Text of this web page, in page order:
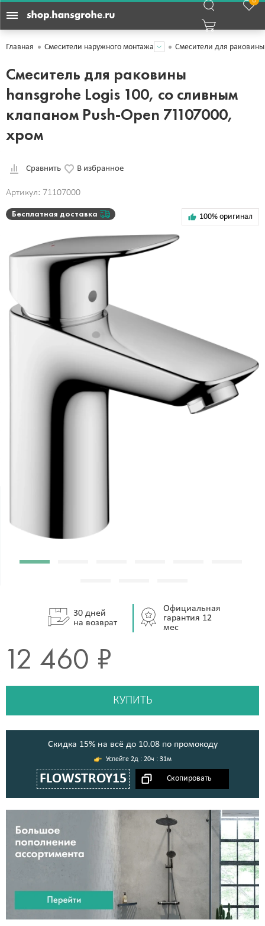
Главная Смесители наружного монтажа Смесители для раковины
Смеситель для раковины
hansgrohe Logis 100, со сливным
клапаном Push-Open 71107000,
хром
Сравнить В избранное
Артикул: 71107000
Бесплатная доставка 100% оригинал
30 дней
на возврат
Официальная
гарантия 12
мес
12 460 ₽
КУПИТЬ
Cкидка 15% на всё до 10.08 по промокоду
FLOWSTROY15
2д : 20ч : 31м